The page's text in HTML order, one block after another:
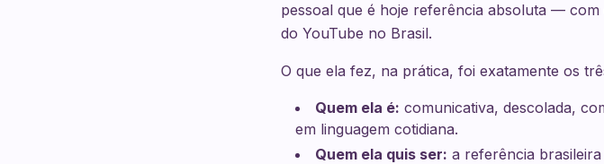
pessoal que é hoje referência absoluta —
do YouTube no Brasil.
O que ela fez, na prática, foi exatamente os
Quem ela é: comunicativa, descolada,
em linguagem cotidiana.
Quem ela quis ser: a referência